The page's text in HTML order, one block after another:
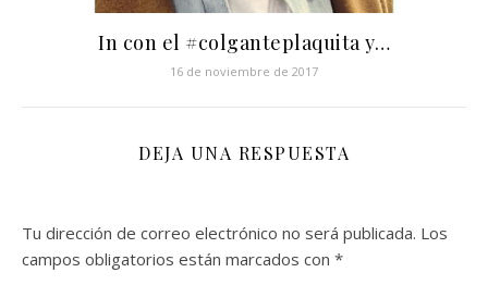
In con el #colganteplaquita y…
16 de noviembre de 2017
DEJA UNA RESPUESTA
Tu dirección de correo electrónico no será publicada. Los
campos obligatorios están marcados con *